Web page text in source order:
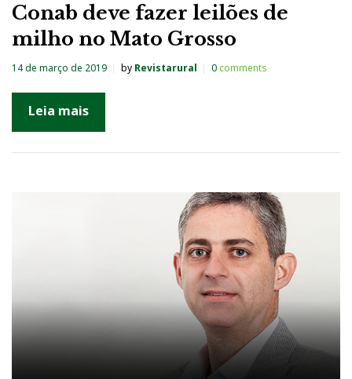
Conab deve fazer leilões de
milho no Mato Grosso
14 de março de 2019 by Revistarural 0comments
Leia mais